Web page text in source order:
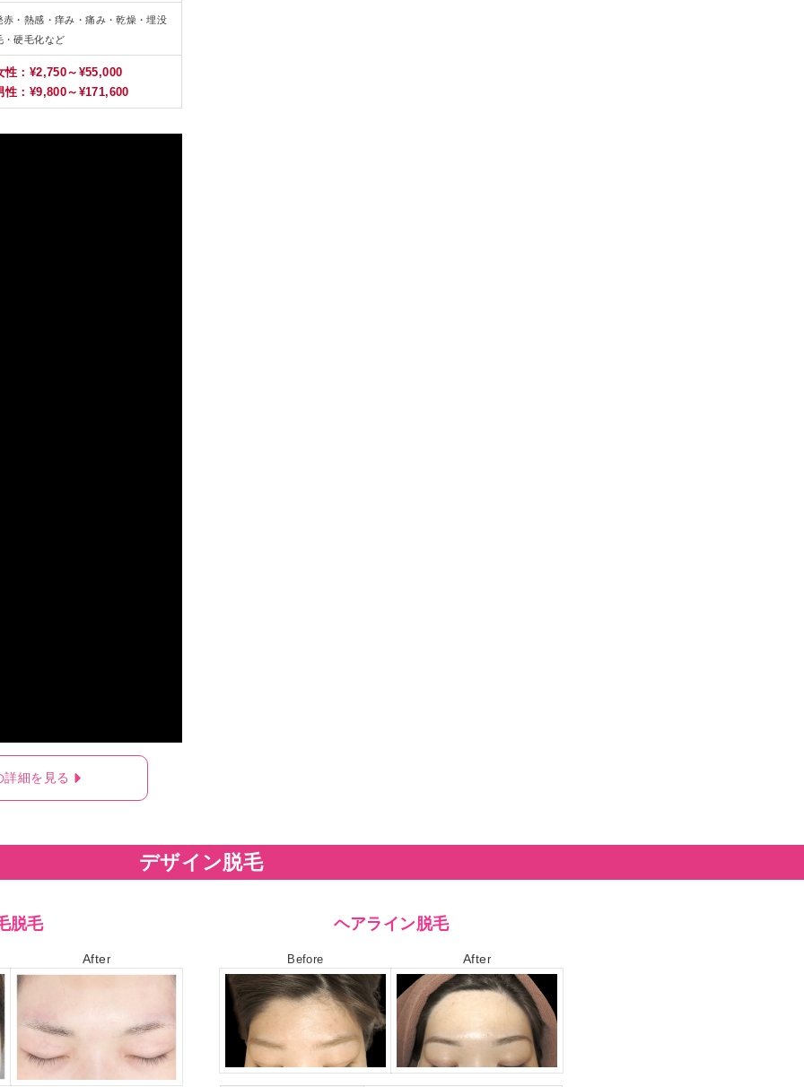
赤・熱感・痒み・痛み・乾燥・埋没
・硬毛化など
性：¥2,750～¥55,000
性：¥9,800～¥171,600
詳細を見る
デザイン脱毛
脱毛
After
ヘアライン脱毛
Before After